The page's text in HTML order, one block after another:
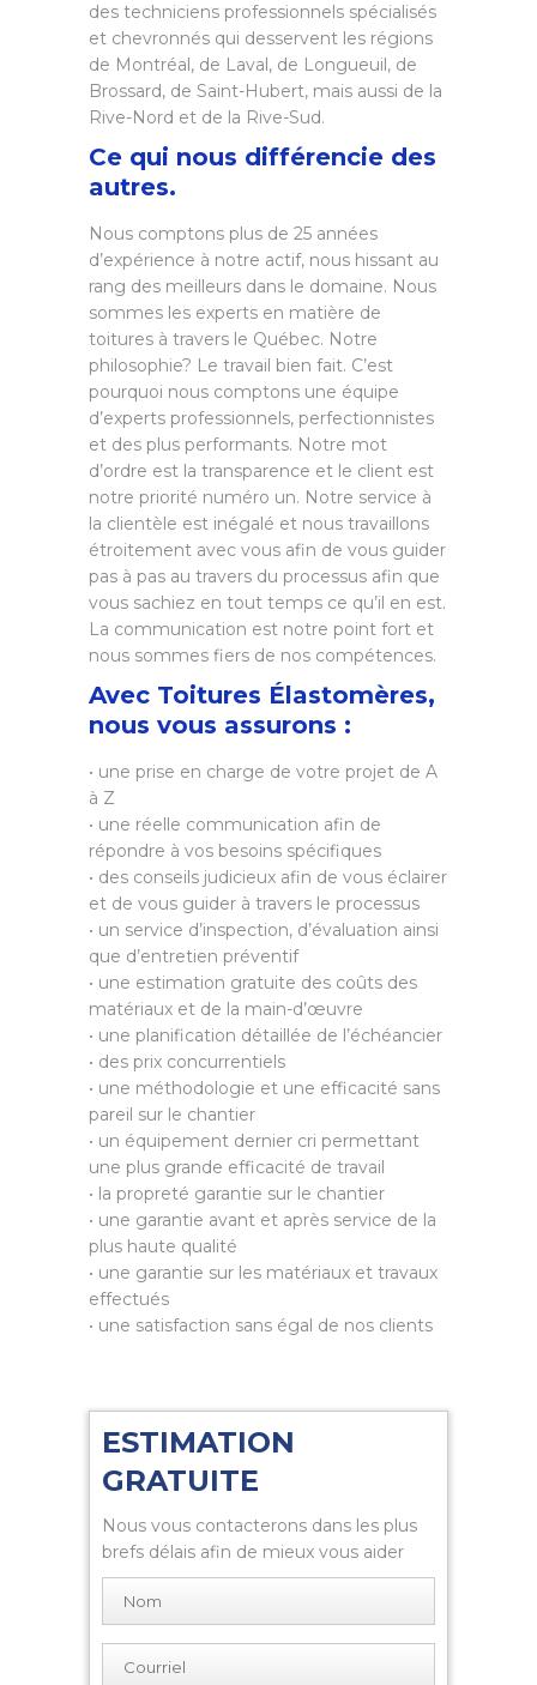
des techniciens professionnels spécialisés
et chevronnés qui desservent les régions
de Montréal, de Laval, de Longueuil, de
Brossard, de Saint-Hubert, mais aussi de la
Rive-Nord et de la Rive-Sud.
Ce qui nous différencie des
autres.
Nous comptons plus de 25 années
d’expérience à notre actif, nous hissant au
rang des meilleurs dans le domaine. Nous
sommes les experts en matière de
toitures à travers le Québec. Notre
philosophie? Le travail bien fait. C’est
pourquoi nous comptons une équipe
d’experts professionnels, perfectionnistes
et des plus performants. Notre mot
d’ordre est la transparence et le client est
notre priorité numéro un. Notre service à
la clientèle est inégalé et nous travaillons
étroitement avec vous afin de vous guider
pas à pas au travers du processus afin que
vous sachiez en tout temps ce qu’il en est.
La communication est notre point fort et
nous sommes fiers de nos compétences.
Avec Toitures Élastomères,
nous vous assurons :
• une prise en charge de votre projet de A
à Z
• une réelle communication afin de
répondre à vos besoins spécifiques
• des conseils judicieux afin de vous éclairer
et de vous guider à travers le processus
• un service d’inspection, d’évaluation ainsi
que d’entretien préventif
• une estimation gratuite des coûts des
matériaux et de la main-d’œuvre
• une planification détaillée de l’échéancier
• des prix concurrentiels
• une méthodologie et une efficacité sans
pareil sur le chantier
• un équipement dernier cri permettant
une plus grande efficacité de travail
• la propreté garantie sur le chantier
• une garantie avant et après service de la
plus haute qualité
• une garantie sur les matériaux et travaux
effectués
• une satisfaction sans égal de nos clients
ESTIMATION
GRATUITE
Nous vous contacterons dans les plus
brefs délais afin de mieux vous aider